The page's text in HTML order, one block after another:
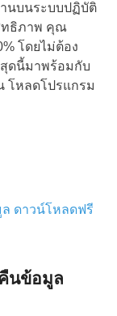
นบนระบบปฏิบัติ
ทธิภาพ คุณ
โดยไม่ต้อง
สุดนี้มาพร้อมกับ
โหลดโปรแกรม
นข้อมูล